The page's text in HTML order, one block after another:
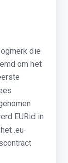
die
om het
EURid in
.eu-